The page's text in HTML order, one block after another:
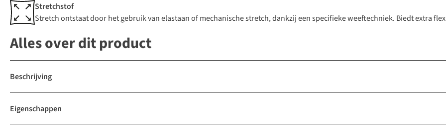
Stretchstof
Stretch ontstaat door het gebruik van elastaan of mechanische stretch, dankzij een specifieke weeftechniek. Biedt extra
Alles over dit product
Beschrijving
Eigenschappen